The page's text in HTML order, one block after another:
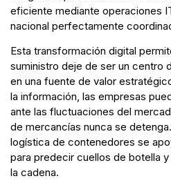
eficiente mediante operaciones
nacional perfectamente
Esta transformación digital
suministro deje de ser un centro
en una fuente de valor
la información, las empresas
ante las fluctuaciones del
de mercancías nunca se
logística de contenedores se
para predecir cuellos de botella
la cadena.